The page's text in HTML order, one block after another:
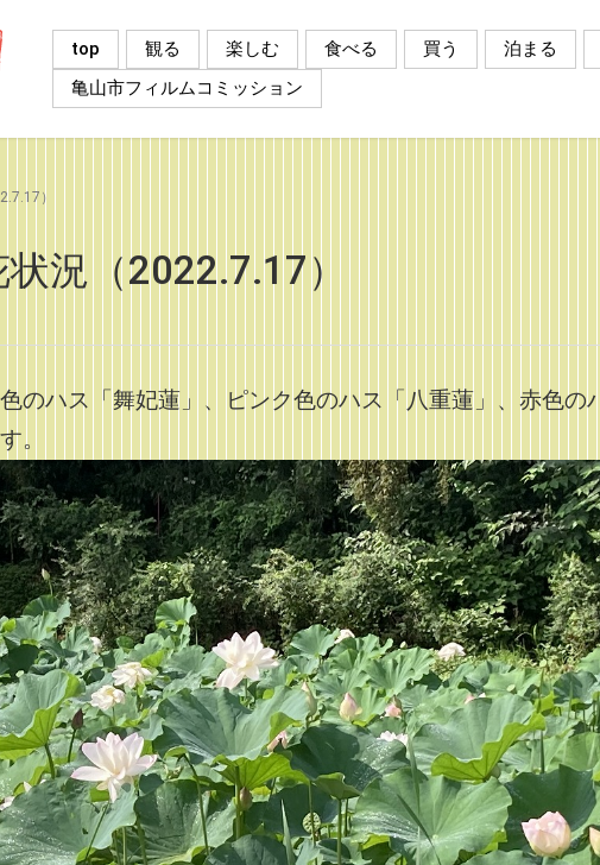
top 観る 楽しむ 食べる 買う 泊まる
亀山市フィルムコミッション
）
況（2022.7.17）
のハス「舞妃蓮」、ピンク色のハス「八重蓮」、赤色の
。